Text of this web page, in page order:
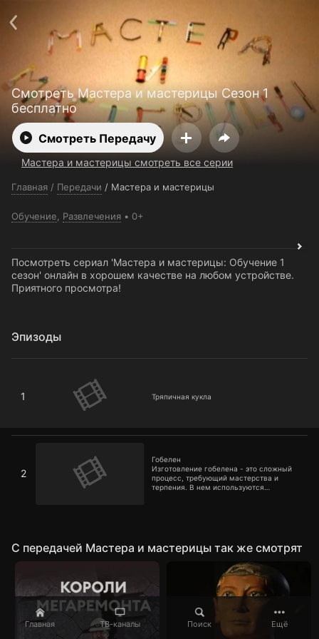
Главная ТВ-каналы Поиск Ещё
Смотреть Мастера и мастерицы Сезон 1
бесплатно
Смотреть Передачу
Мастера и мастерицы смотреть все серии
Главная / Передачи / Мастера и мастерицы
Обучение Развлечения 0+
Посмотреть сериал 'Мастера и мастерицы: Обучение 1
сезон' онлайн в хорошем качестве на любом устройстве.
Приятного просмотра!
Эпизоды
1 Тряпичная кукла
2
Гобелен
Изготовление гобелена - это сложный
процесс, требующий мастерства и
терпения. В нем используются
C передачей Мастера и мастерицы так же смотрят
О сервисе
Пользовательское соглашение
Политика конфиденциальности
Для партнёров
Открыть приложение
Ввести промокод
Установить на ТВ
Бесплатные каналы Контакты